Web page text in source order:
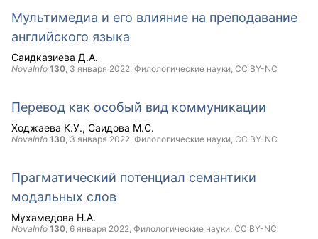
Мультимедиа и его влияние на преподавание
английского языка
Саидказиева Д.А.
NovaInfo 130, 3 января 2022, Филологические науки, CC BY-NC
Перевод как особый вид коммуникации
Ходжаева К.У. Саидова М.С.
NovaInfo 130, 3 января 2022, Филологические науки, CC BY-NC
Прагматический потенциал семантики
модальных слов
Мухамедова Н.А.
NovaInfo 130, 6 января 2022, Филологические науки, CC BY-NC